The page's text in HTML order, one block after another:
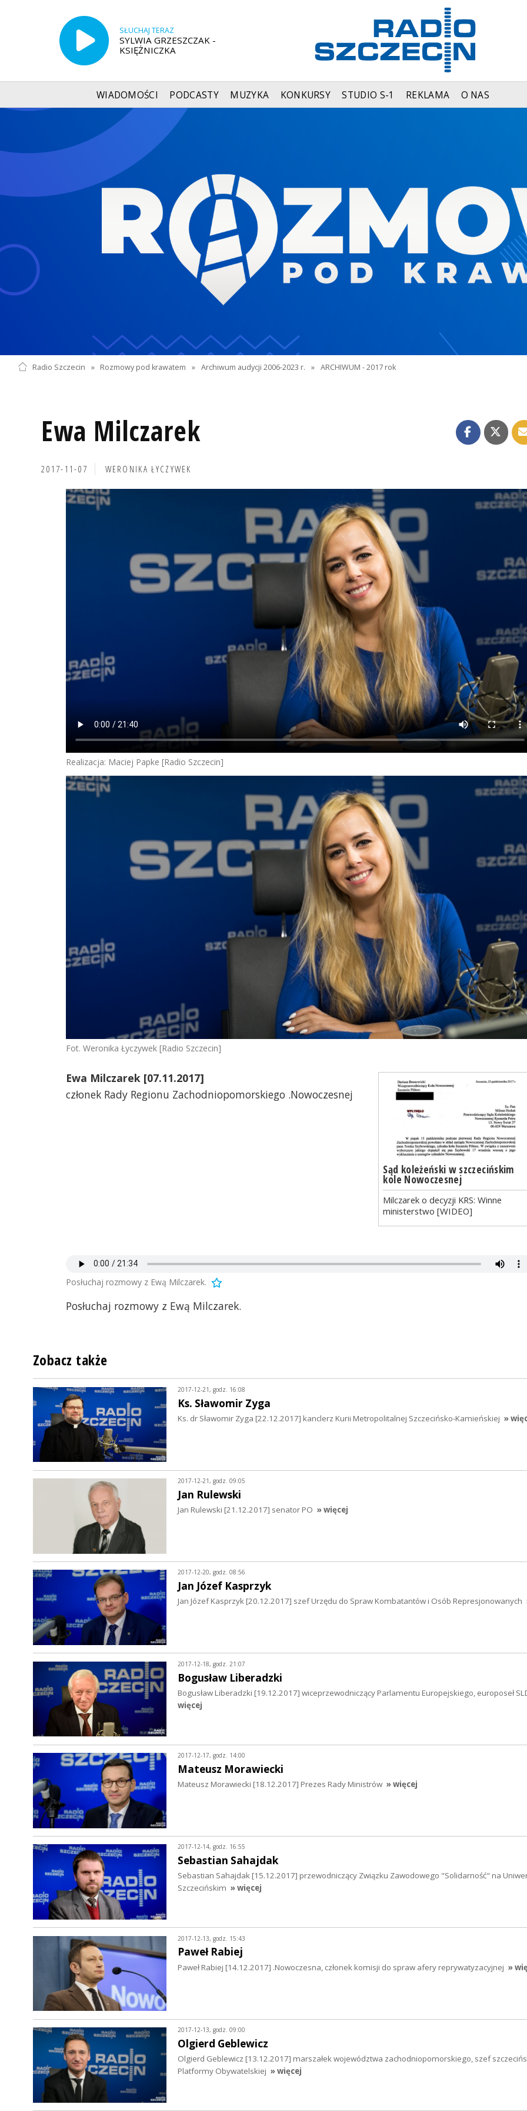
SŁUCHAJ TERAZ
SYLWIA GRZESZCZAK -
KSIĘŻNICZKA
WIADOMOŚCI PODCASTY MUZYKA KONKURSY STUDIO S-1 REKLAMA O NAS
Radio Szczecin » Rozmowy pod krawatem » Archiwum audycji 2006-2023 r. » ARCHIWUM - 2017 rok
Ewa Milczarek
2017-11-07 WERONIKA ŁYCZYWEK
Realizacja: Maciej Papke [Radio Szczecin]
Fot. Weronika Łyczywek [Radio Szczecin]
Sąd koleżeński w szczecińskim
kole Nowoczesnej
Milczarek o decyzji KRS: Winne
ministerstwo [WIDEO]
Ewa Milczarek [07.11.2017]
członek Rady Regionu Zachodniopomorskiego .Nowoczesnej
Posłuchaj rozmowy z Ewą Milczarek.
Posłuchaj rozmowy z Ewą Milczarek.
Zobacz także
2017-12-21, godz. 16:08
Ks. Sławomir Zyga
Ks. dr Sławomir Zyga [22.12.2017] kanclerz Kurii Metropolitalnej Szczecińsko-Kamieńskiej »
2017-12-21, godz. 09:05
Jan Rulewski
Jan Rulewski [21.12.2017] senator PO » więcej
2017-12-20, godz. 08:56
Jan Józef Kasprzyk
Jan Józef Kasprzyk [20.12.2017] szef Urzędu do Spraw Kombatantów i Osób Represjonowanych
2017-12-18, godz. 21:07
Bogusław Liberadzki
Bogusław Liberadzki [19.12.2017] wiceprzewodniczący Parlamentu Europejskiego, europoseł
więcej
2017-12-17, godz. 14:00
Mateusz Morawiecki
Mateusz Morawiecki [18.12.2017] Prezes Rady Ministrów » więcej
2017-12-14, godz. 16:55
Sebastian Sahajdak
Sebastian Sahajdak [15.12.2017] przewodniczący Związku Zawodowego "Solidarność" na
Szczecińskim » więcej
2017-12-13, godz. 15:43
Paweł Rabiej
Paweł Rabiej [14.12.2017] .Nowoczesna, członek komisji do spraw afery reprywatyzacyjnej »
2017-12-13, godz. 09:00
Olgierd Geblewicz
Olgierd Geblewicz [13.12.2017] marszałek województwa zachodniopomorskiego, szef
Platformy Obywatelskiej » więcej